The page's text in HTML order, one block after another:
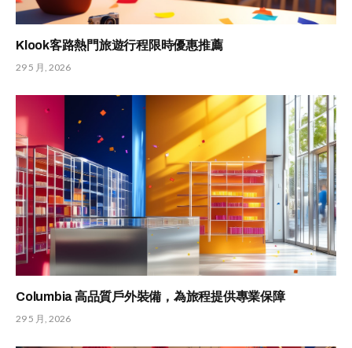
Klook客路熱門旅遊行程限時優惠推薦
29 5 月, 2026
Columbia 高品質戶外裝備，為旅程提供專業保障
29 5 月, 2026